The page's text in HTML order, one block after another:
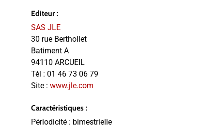
Editeur :
SAS JLE
30 rue Berthollet
Batiment A
94110 ARCUEIL
Tél : 01 46 73 06 79
Site : www.jle.com
Caractéristiques :
Périodicité : bimestrielle